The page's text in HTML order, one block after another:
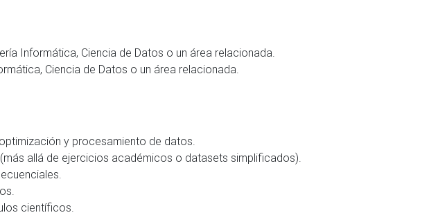
Informática, Ciencia de Datos o un área relacionada.
Ciencia de Datos o un área relacionada.
y procesamiento de datos.
allá de ejercicios académicos o datasets simplificados).
científicos.